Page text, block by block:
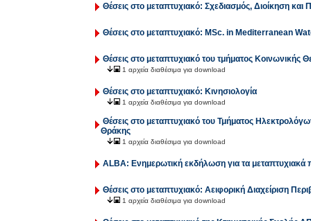
Θέσεις στο μεταπτυχιακό: Σχεδιασμός, Διοίκηση και
Θέσεις στο μεταπτυχιακό: MSc. in Mediterranean
Θέσεις στο μεταπτυχιακό του τμήματος Κοινωνικής
1 αρχεία διαθέσιμα για download
Θέσεις στο μεταπτυχιακό: Κινησιολογία
1 αρχεία διαθέσιμα για download
Θέσεις στο μεταπτυχιακό του Τμήματος
Θράκης
1 αρχεία διαθέσιμα για download
ALBA: Ενημερωτική εκδήλωση για τα μεταπτυχιακά
Θέσεις στο μεταπτυχιακό: Αειφορική Διαχείριση
1 αρχεία διαθέσιμα για download